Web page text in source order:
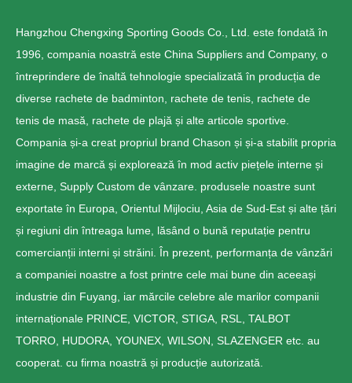
Hangzhou Chengxing Sporting Goods Co., Ltd. este fondată în
1996, compania noastră este China Suppliers and Company, o
întreprindere de înaltă tehnologie specializată în producția de
diverse rachete de badminton, rachete de tenis, rachete de
tenis de masă, rachete de plajă și alte articole sportive.
Compania și-a creat propriul brand Chason și și-a stabilit propria
imagine de marcă și explorează în mod activ piețele interne și
externe, Supply Custom de vânzare. produsele noastre sunt
exportate în Europa, Orientul Mijlociu, Asia de Sud-Est și alte țări
și regiuni din întreaga lume, lăsând o bună reputație pentru
comercianții interni și străini. În prezent, performanța de vânzări
a companiei noastre a fost printre cele mai bune din aceeași
industrie din Fuyang, iar mărcile celebre ale marilor companii
internaționale PRINCE, VICTOR, STIGA, RSL, TALBOT
TORRO, HUDORA, YOUNEX, WILSON, SLAZENGER etc. au
cooperat. cu firma noastră și producție autorizată.